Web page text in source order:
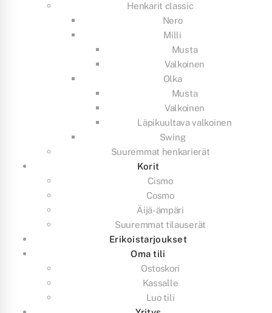
Henkarit classic
Nero
Milli
Musta
Valkoinen
Olka
Musta
Valkoinen
Läpikuultava valkoinen
Swing
Suuremmat henkarierät
Korit
Cismo
Cosmo
Äijä-ämpäri
Suuremmat tilauserät
Erikoistarjoukset
Oma tili
Ostoskori
Kassalle
Luo tili